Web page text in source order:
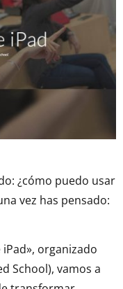
¿cómo puedo usar
vez has pensado:
organizado
School), vamos a